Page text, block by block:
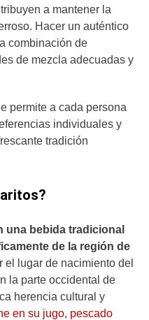
a mantener la
Hacer un auténtico
combinación de
de mezcla adecuadas y
permite a cada persona
individuales y
tradición
una bebida tradicional
de la región de
el lugar de nacimiento del
la parte occidental de
herencia cultural y
en su jugo, pescado